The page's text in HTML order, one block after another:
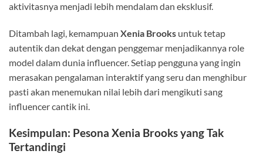
aktivitasnya menjadi lebih mendalam dan eksklusif.
Ditambah lagi, kemampuan Xenia Brooks untuk tetap
autentik dan dekat dengan penggemar menjadikannya role
model dalam dunia influencer. Setiap pengguna yang ingin
merasakan pengalaman interaktif yang seru dan menghibur
pasti akan menemukan nilai lebih dari mengikuti sang
influencer cantik ini.
Kesimpulan: Pesona Xenia Brooks yang Tak
Tertandingi